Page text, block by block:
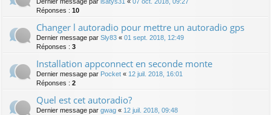
Réponses : 10
Changer l autoradio pour mettre un autoradio gps
Dernier message par Sly83 « 01 sept. 2018, 12:49
Réponses : 3
Installation appconnect en seconde monte
Dernier message par Pocket « 12 juil. 2018, 16:01
Réponses : 2
Quel est cet autoradio?
Dernier message par gwag « 12 juil. 2018, 09:48